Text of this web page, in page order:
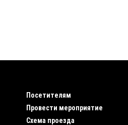
Посетителям
Провести мероприятие
Схема проезда